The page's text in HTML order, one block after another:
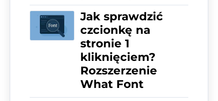
Jak sprawdzić
czcionkę na
stronie 1
kliknięciem?
Rozszerzenie
What Font